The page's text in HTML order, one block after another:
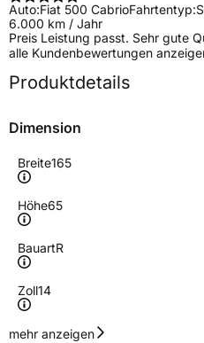
Auto:Fiat 500 CabrioFahrtentyp:
6.000 km / Jahr
Preis Leistung passt. Sehr gute
alle Kundenbewertungen
Produktdetails
Dimension
Breite165
Höhe65
BauartR
Zoll14
Geschwindigkeitsindex
mehr anzeigen